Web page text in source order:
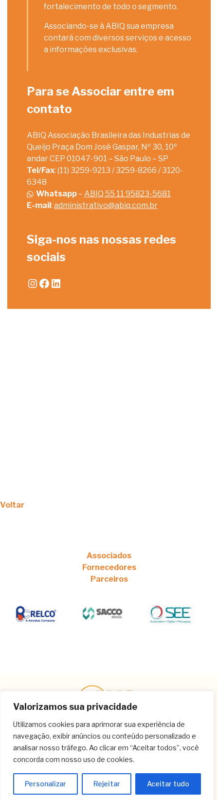
Valorizamos sua privacidade
Utilizamos cookies para aprimorar sua experiência de
navegação, exibir anúncios ou conteúdo personalizado e
analisar nosso tráfego. Ao clicar em “Aceitar todos”, você
concorda com nosso uso de cookies.
Personalizar Rejeitar Aceitar tudo
fortalecimento de todo o segmento.
Associando-se à ABIQ sua empresa
contará com diversos serviços e acesso
a informações exclusivas.
Para se Associar entre em
contato
ABIQ Associação Brasileira das Industrias de
Queijo Praça Dom José Gaspar, Nº 30, 10º
andar CEP 01047-901 – São Paulo – SP
Tel/Fax: (11) 3259-9213 / 3259-8266 / 3120-
6348
Whatsapp – ABIQ 55 11 95823-5681
E-mail: administrativo@abiq.com.br
Siga-nos nas nossas redes
sociais
Instagram
Facebook
LinkedIn
Voltar
Associados
Fornecedores
Parceiros
Contato
(11) 3259-8266